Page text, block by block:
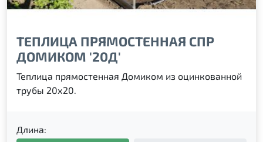
ТЕПЛИЦА ПРЯМОСТЕННАЯ СПР
ДОМИКОМ '20Д'
Теплица прямостенная Домиком из оцинкованной
трубы 20х20.
Длина: